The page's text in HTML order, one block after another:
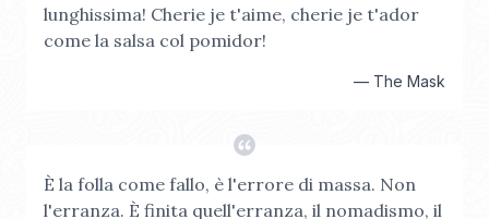
lunghissima! Cherie je t'aime, cherie je t'ador
come la salsa col pomidor!
— The Mask
È la folla come fallo, è l'errore di massa. Non
l'erranza. È finita quell'erranza, il nomadismo, il